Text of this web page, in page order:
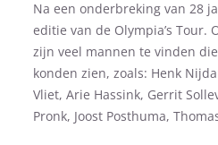
Na een onderbreking van 28
editie van de Olympia’s Tour.
zijn veel mannen te vinden
konden zien, zoals: Henk
Vliet, Arie Hassink, Gerrit
Pronk, Joost Posthuma,